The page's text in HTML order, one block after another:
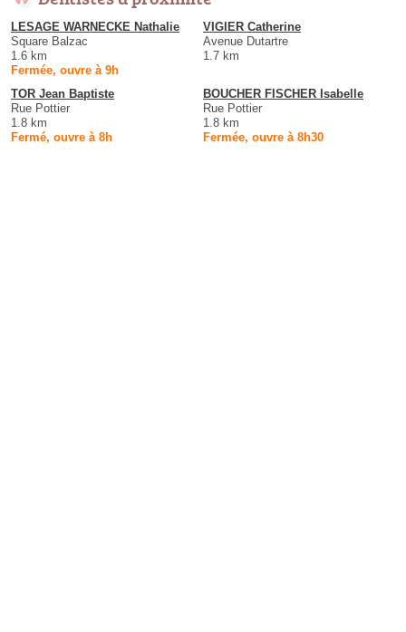
LESAGE WARNECKE Nathalie
Square Balzac
1.6 km
Fermée, ouvre à 9h
VIGIER Catherine
Avenue Dutartre
1.7 km
TOR Jean Baptiste
Rue Pottier
1.8 km
Fermé, ouvre à 8h
BOUCHER FISCHER Isabelle
Rue Pottier
1.8 km
Fermée, ouvre à 8h30